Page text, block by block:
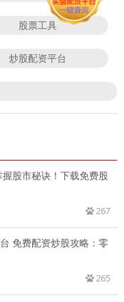
股票工具
炒股配资平台
股市秘诀！下载免费股
267
免费配资炒股攻略：零
265